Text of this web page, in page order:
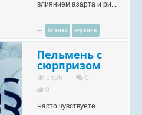
влиянием азарта и ри...
бизнес курение
Пельмень с
сюрпризом
1596
0
0
Часто чувствуете